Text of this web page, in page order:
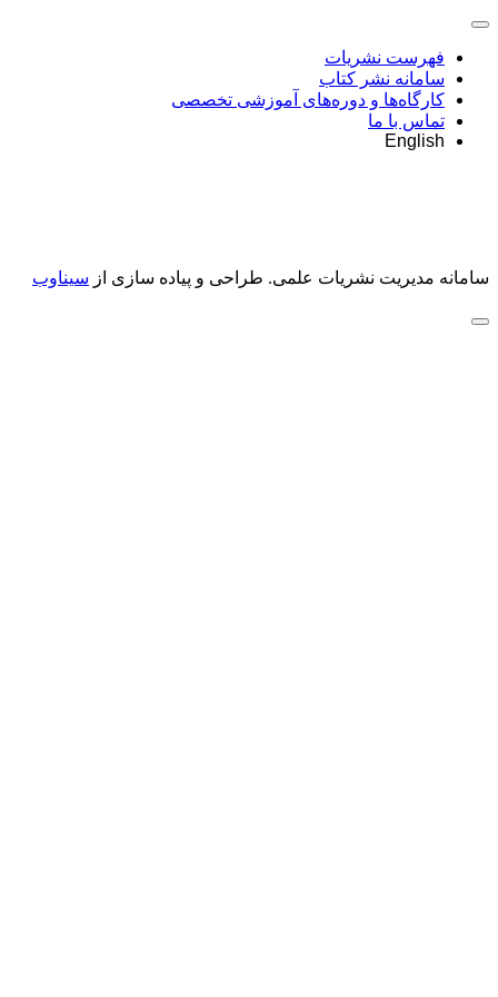
فهرست نشریات
سامانه نشر کتاب
کارگاه‌ها و دوره‌های آموزشی تخصصی
تماس با ما
English
سامانه مدیریت نشریات علمی. طراحی و پیاده سازی از سیناوب